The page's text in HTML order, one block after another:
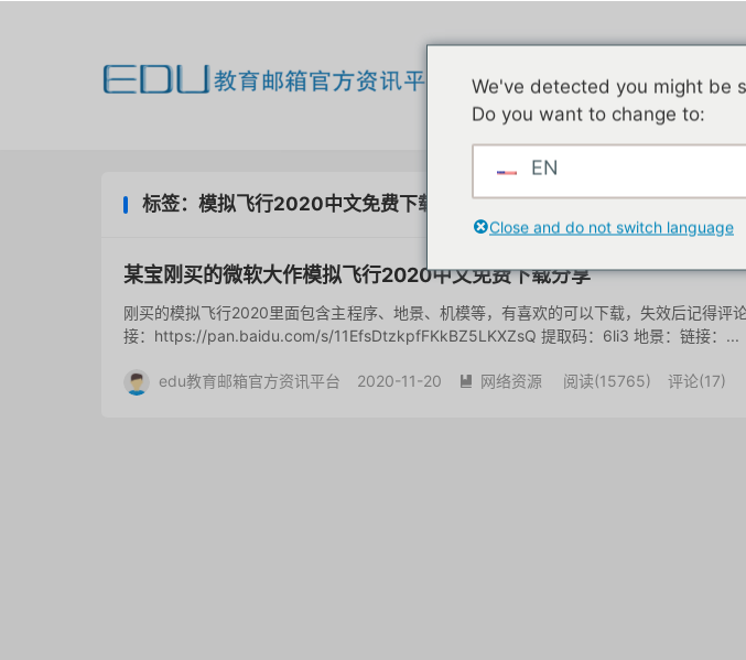
我们一直在努力
edu邮箱申请
标签：模拟飞行2020中文免费下载
某宝刚买的微软大作模拟飞行2020中文免费下载分享
刚买的模拟飞行2020里面包含主程序、地景、机模等，有喜欢的可以下载，失效后记得评
接：https://pan.baidu.com/s/11EfsDtzkpfFKkBZ5LKXZsQ 提取码：6li3 地景：链接：...
edu教育邮箱官方资讯平台 2020-11-20  网络资源 阅读(15765) 评论(17)
We've detected you might be
Do you want to change to:
EN
Close and do not switch language